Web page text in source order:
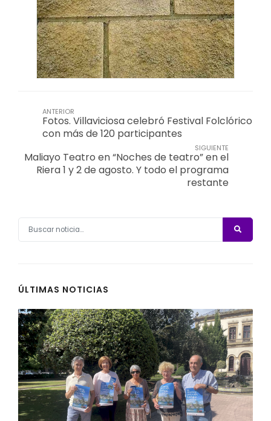
ANTERIOR
Fotos. Villaviciosa celebró Festival Folclórico
con más de 120 participantes
SIGUIENTE
Maliayo Teatro en “Noches de teatro” en el
Riera 1 y 2 de agosto. Y todo el programa
restante
ÚLTIMAS NOTICIAS